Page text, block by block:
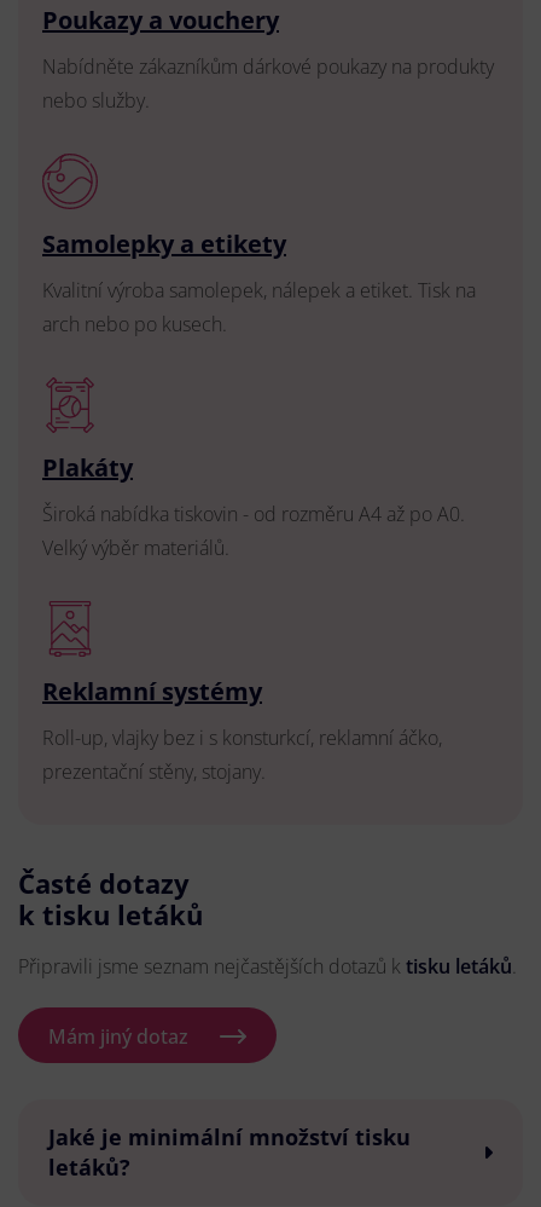
Poukazy a vouchery
Nabídněte zákazníkům dárkové poukazy na produkty
nebo služby.
Samolepky a etikety
Kvalitní výroba samolepek, nálepek a etiket. Tisk na
arch nebo po kusech.
Plakáty
Široká nabídka tiskovin - od rozměru A4 až po A0.
Velký výběr materiálů.
Reklamní systémy
Roll-up, vlajky bez i s konsturkcí, reklamní áčko,
prezentační stěny, stojany.
Časté dotazy
k tisku letáků
Připravili jsme seznam nejčastějších dotazů k tisku letáků.
Mám jiný dotaz
Jaké je minimální množství tisku
letáků?